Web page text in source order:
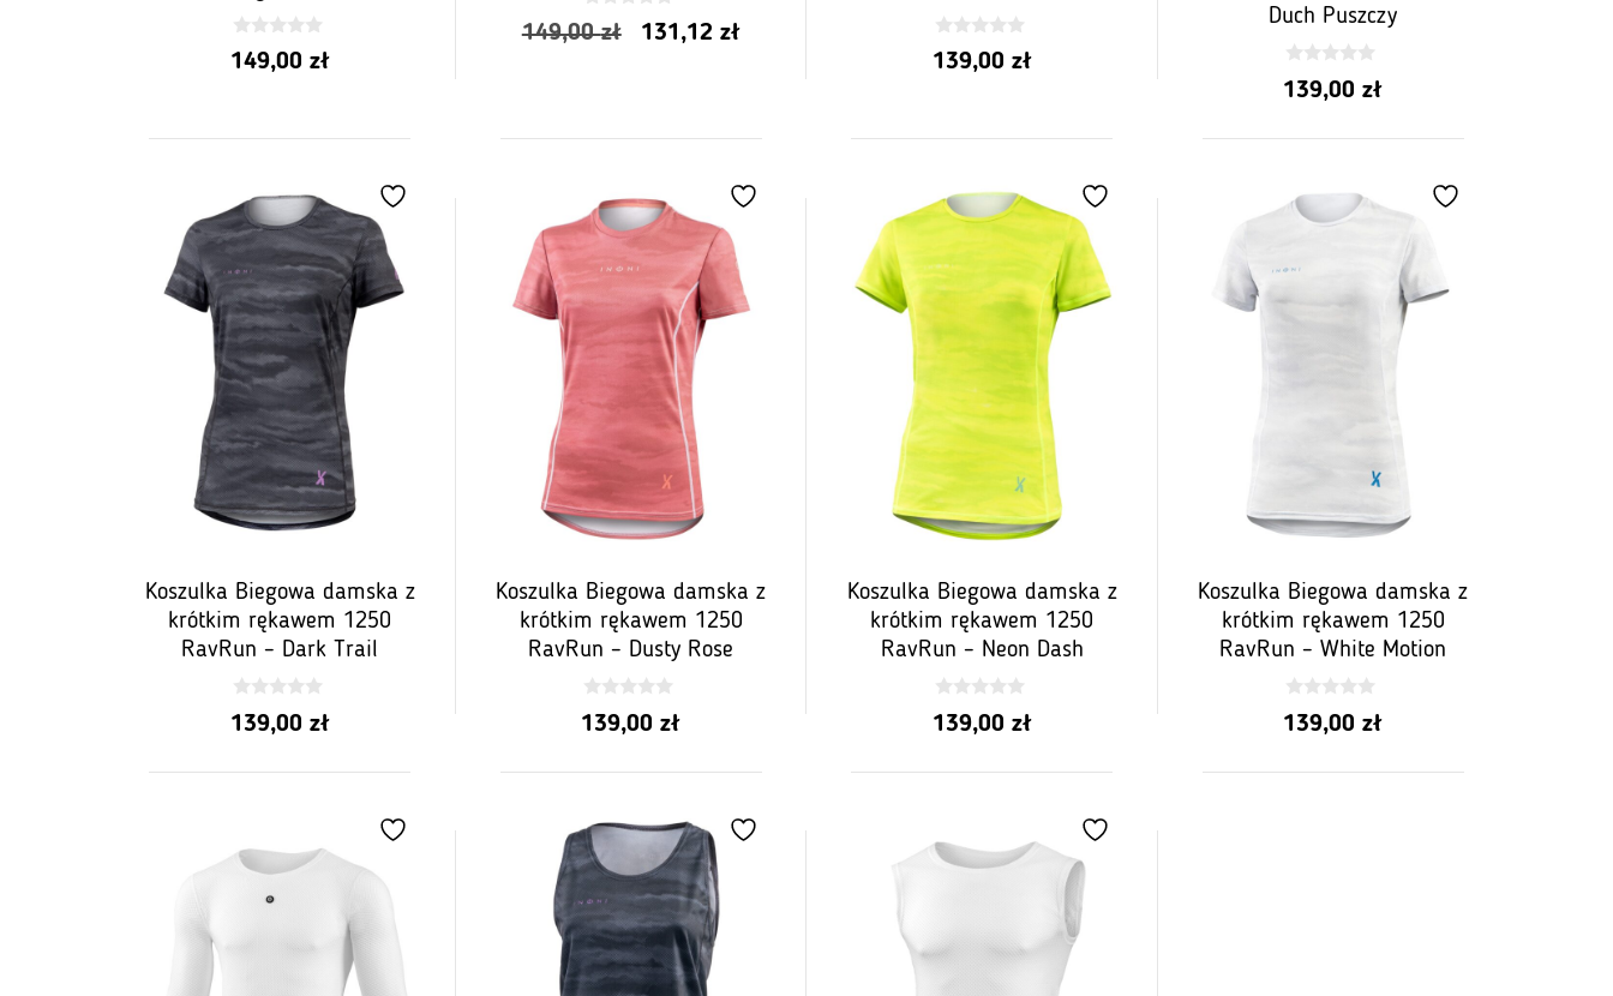
0
z
149,00 zł
0
z
149,00zł
Pierwotna
149,00
131,12 złAktualna
131,12
0
z
139,00 zł
Duch Puszczy
0
z
139,00zł
Koszulka Biegowa damska z
krótkim rękawem 1250
RavRun – Dark Trail
0
z
139,00 zł
Koszulka Biegowa damska z
krótkim rękawem 1250
RavRun – Dusty Rose
0
z
139,00zł
Koszulka Biegowa damska z
krótkim rękawem 1250
RavRun – Neon Dash
0
z
139,00 zł
Koszulka Biegowa damska z
krótkim rękawem 1250
RavRun – White Motion
0
z
139,00zł